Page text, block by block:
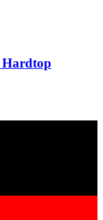
Hardtop